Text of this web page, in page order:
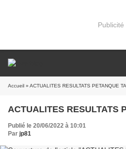
Publicité
Accueil » ACTUALITES RESULTATS PETANQUE
ACTUALITES RESULTATS
Publié le 20/06/2022 à 10:01
Par jp81